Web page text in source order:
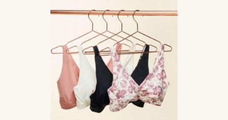
a
plusieurs
variations.
Les
options
peuvent
être
choisies
sur
la
page
du
produit